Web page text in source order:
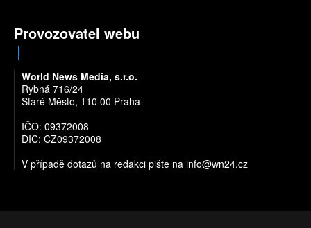
Provozovatel webu
World News Media, s.r.o.
Rybná 716/24
Staré Město, 110 00 Praha
IČO: 09372008
DIČ: CZ09372008
V případě dotazů na redakci pište na info@wn24.cz